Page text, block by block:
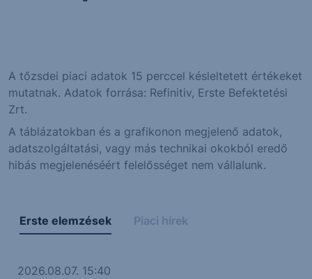
A tőzsdei piaci adatok 15 perccel késleltetett értékeket
mutatnak. Adatok forrása: Refinitiv, Erste Befektetési
Zrt.
A táblázatokban és a grafikonon megjelenő adatok,
adatszolgáltatási, vagy más technikai okokból eredő
hibás megjelenéséért felelősséget nem vállalunk.
Erste elemzések Piaci hírek
2026.08.07. 15:40